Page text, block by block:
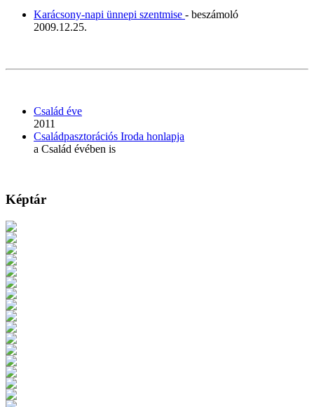
Karácsony-napi ünnepi szentmise - beszámoló
2009.12.25.
Család éve
2011
Családpasztorációs Iroda honlapja
a Család évében is
Képtár